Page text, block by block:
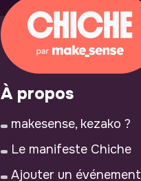
À propos
makesense, kezako ?
Le manifeste Chiche
Ajouter un événement